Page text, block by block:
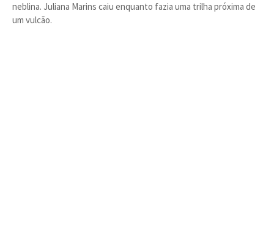
neblina. Juliana Marins caiu enquanto fazia uma trilha próxima de
um vulcão.